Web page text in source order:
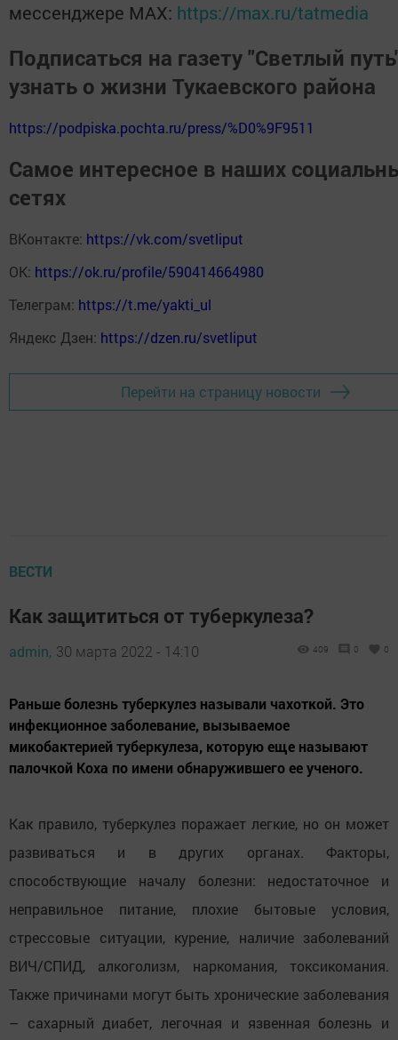
мессенджере MАХ: https://max.ru/tatmedia
Подписаться на газету "Светлый
узнать о жизни Тукаевского района
https://podpiska.pochta.ru/press/%D0%9F9511
Самое интересное в наших
сетях
ВКонтакте: https://vk.com/svetliput
ОК: https://ok.ru/profile/590414664980
Телеграм: https://t.me/yakti_ul
Яндекс Дзен: https://dzen.ru/svetliput
Перейти на страницу новости
ВЕСТИ
Как защититься от туберкулеза?
admin, 30 марта 2022 - 14:10 409 0 0
Раньше болезнь туберкулез называли чахоткой. Это
инфекционное заболевание, вызываемое
микобактерией туберкулеза, которую еще называют
палочкой Коха по имени обнаружившего ее ученого.
Как правило, туберкулез поражает легкие, но он может
развиваться и в других органах. Факторы,
способствующие началу болезни: недостаточное и
неправильное питание, плохие бытовые условия,
стрессовые ситуации, курение, наличие заболеваний
ВИЧ/СПИД, алкоголизм, наркомания, токсикомания.
Также причинами могут быть хронические заболевания
– сахарный диабет, легочная и язвенная болезнь и